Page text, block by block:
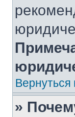
Вернуться
»